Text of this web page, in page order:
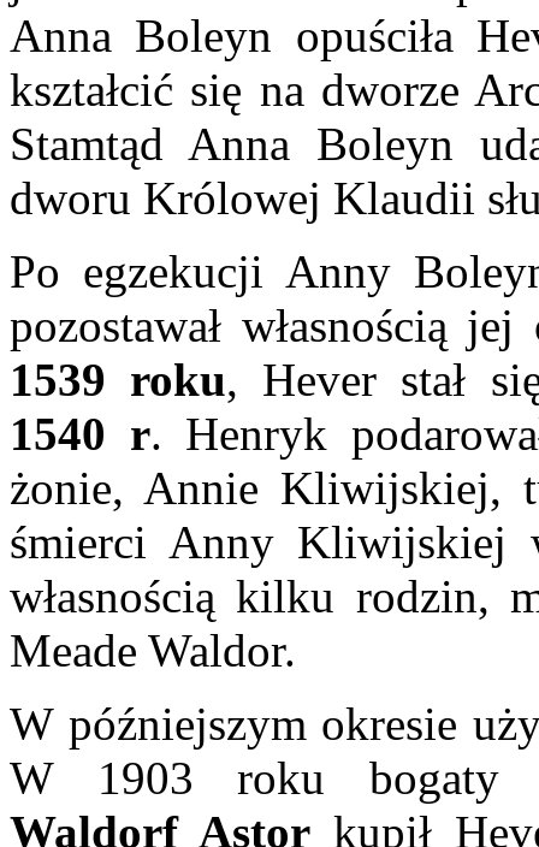
Anna Boleyn opuściła
kształcić się na dworze
Stamtąd Anna Boleyn
dworu Królowej Klaudii
Po egzekucji Anny
pozostawał własnością
1539 roku, Hever stał
1540 r. Henryk
żonie, Annie Kliwijskiej,
śmierci Anny
własnością kilku rodzin,
Meade Waldor.
W późniejszym okresie
W 1903 roku bogaty
Waldorf Astor kupił